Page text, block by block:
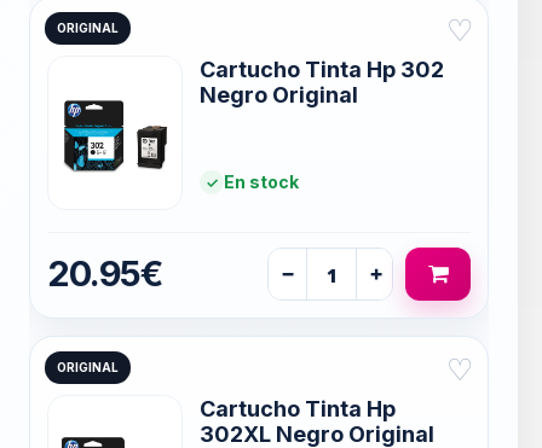
ORIGINAL ♡
Cartucho Tinta Hp 302
Negro Original
En stock
20.95€ − +
ORIGINAL ♡
Cartucho Tinta Hp
302XL Negro Original